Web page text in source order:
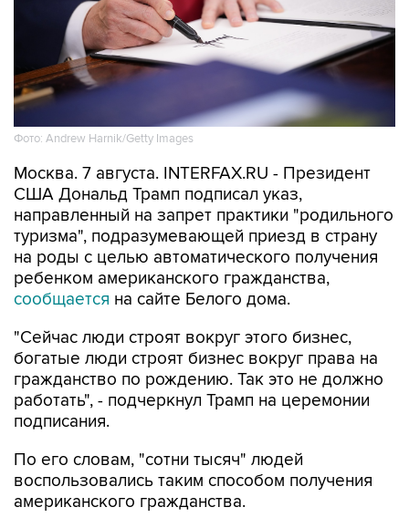
Фото: Andrew Harnik/Getty Images
Москва. 7 августа. INTERFAX.RU - Президент
США Дональд Трамп подписал указ,
направленный на запрет практики "родильного
туризма", подразумевающей приезд в страну
на роды с целью автоматического получения
ребенком американского гражданства,
сообщается на сайте Белого дома.
"Сейчас люди строят вокруг этого бизнес,
богатые люди строят бизнес вокруг права на
гражданство по рождению. Так это не должно
работать", - подчеркнул Трамп на церемонии
подписания.
По его словам, "сотни тысяч" людей
воспользовались таким способом получения
американского гражданства.